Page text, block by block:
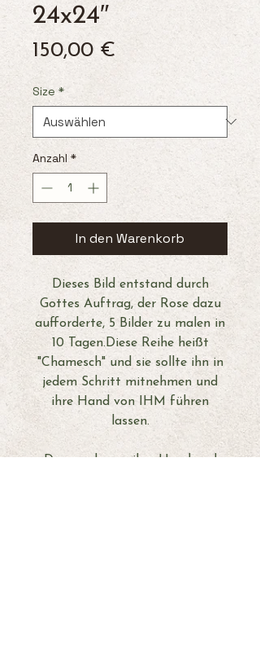
24x24″
150,00 €Preis
Size *
Anzahl *
In den Warenkorb
Dieses Bild entstand durch
Gottes Auftrag, der Rose dazu
aufforderte, 5 Bilder zu malen in
10 Tagen.Diese Reihe heißt
"Chamesch" und sie sollte ihn in
jedem Schritt mitnehmen und
ihre Hand von IHM führen
lassen.
Dann nahm er ihre Hand und